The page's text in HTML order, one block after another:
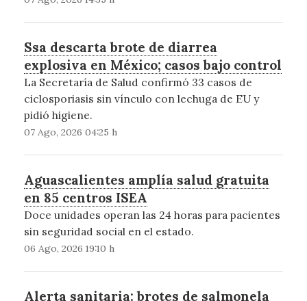
Ssa descarta brote de diarrea
explosiva en México; casos bajo control
La Secretaría de Salud confirmó 33 casos de
ciclosporiasis sin vínculo con lechuga de EU y
pidió higiene.
07 Ago, 2026 04:25 h
Aguascalientes amplía salud gratuita
en 85 centros ISEA
Doce unidades operan las 24 horas para pacientes
sin seguridad social en el estado.
06 Ago, 2026 19:10 h
Alerta sanitaria: brotes de salmonela